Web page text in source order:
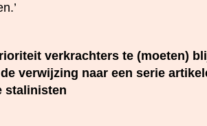
verkrachters te (moeten)
verwijzing naar een serie
stalinisten